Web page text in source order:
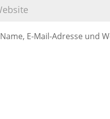
Name, E-Mail-Adresse und